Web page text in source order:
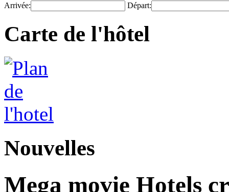
Arrivée: Départ:
Carte de l'hôtel
Nouvelles
Mega movie Hotels